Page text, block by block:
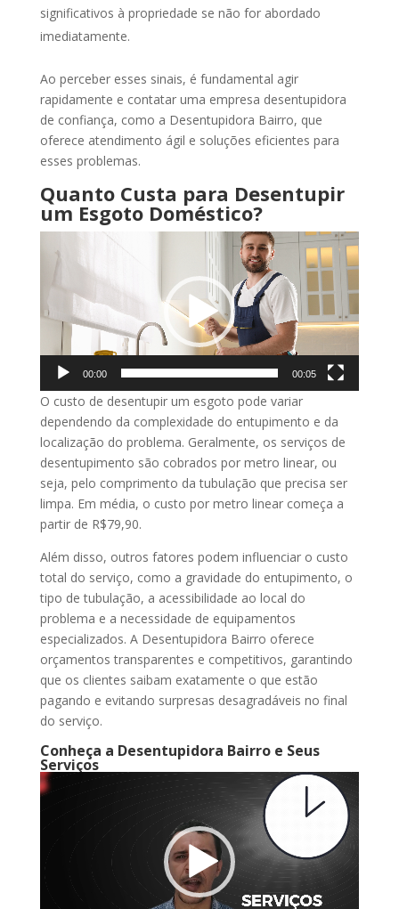
significativos à propriedade se não for abordado
imediatamente.
Ao perceber esses sinais, é fundamental agir
rapidamente e contatar uma empresa desentupidora
de confiança, como a Desentupidora Bairro, que
oferece atendimento ágil e soluções eficientes para
esses problemas.
Quanto Custa para Desentupir
um Esgoto Doméstico?
00:00 00:05
O custo de desentupir um esgoto pode variar
dependendo da complexidade do entupimento e da
localização do problema. Geralmente, os serviços de
desentupimento são cobrados por metro linear, ou
seja, pelo comprimento da tubulação que precisa ser
limpa. Em média, o custo por metro linear começa a
partir de R$79,90.
Além disso, outros fatores podem influenciar o custo
total do serviço, como a gravidade do entupimento, o
tipo de tubulação, a acessibilidade ao local do
problema e a necessidade de equipamentos
especializados. A Desentupidora Bairro oferece
orçamentos transparentes e competitivos, garantindo
que os clientes saibam exatamente o que estão
pagando e evitando surpresas desagradáveis no final
do serviço.
Conheça a Desentupidora Bairro e Seus
Serviços
Tocador